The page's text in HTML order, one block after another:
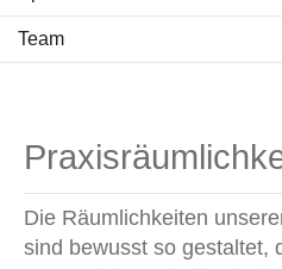
Team
Die Räumlichkeiten
sind bewusst so gestaltet,